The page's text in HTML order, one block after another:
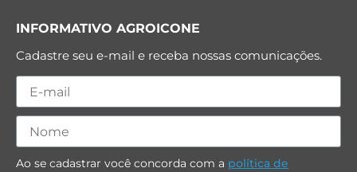
INFORMATIVO AGROICONE
Cadastre seu e-mail e receba nossas comunicações.
Ao se cadastrar você concorda com a política de